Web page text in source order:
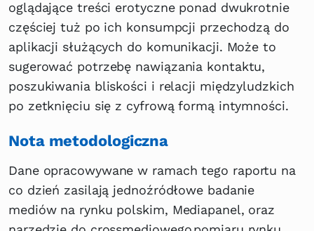
oglądające treści erotyczne ponad dwukrotnie
częściej tuż po ich konsumpcji przechodzą do
aplikacji służących do komunikacji. Może to
sugerować potrzebę nawiązania kontaktu,
poszukiwania bliskości i relacji międzyludzkich
po zetknięciu się z cyfrową formą intymności.
Nota metodologiczna
Dane opracowywane w ramach tego raportu na
co dzień zasilają jednoźródłowe badanie
mediów na rynku polskim, Mediapanel, oraz